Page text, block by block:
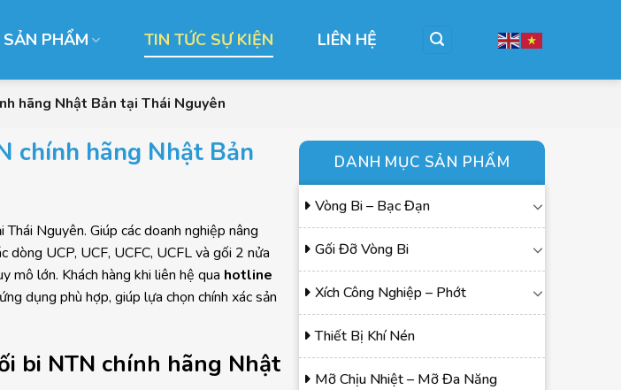
SẢN PHẨM TIN TỨC SỰ KIỆN LIÊN HỆ
hãng Nhật Bản tại Thái Nguyên
chính hãng Nhật Bản
Nguyên. Giúp các doanh nghiệp nâng
dòng UCP, UCF, UCFC, UCFL và gối 2 nửa
mô lớn. Khách hàng khi liên hệ qua hotline
dụng phù hợp, giúp lựa chọn chính xác sản
bi NTN chính hãng Nhật
DANH MỤC SẢN PHẨM
Vòng Bi – Bạc Đạn
Gối Đỡ Vòng Bi
Xích Công Nghiệp – Phớt
Thiết Bị Khí Nén
Mỡ Chịu Nhiệt – Mỡ Đa Năng